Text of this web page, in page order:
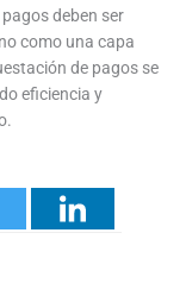
deben ser
como una capa
de pagos se
eficiencia y